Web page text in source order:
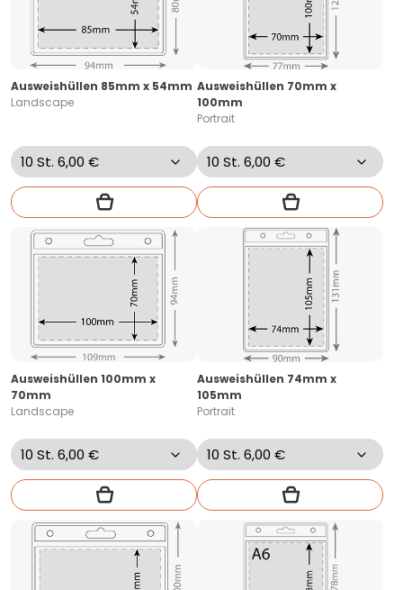
Ausweishüllen 85mm x 54mm
Landscape
Ausweishüllen 70mm x
100mm
Portrait
Ausweishüllen 100mm x
70mm
Landscape
Ausweishüllen 74mm x
105mm
Portrait